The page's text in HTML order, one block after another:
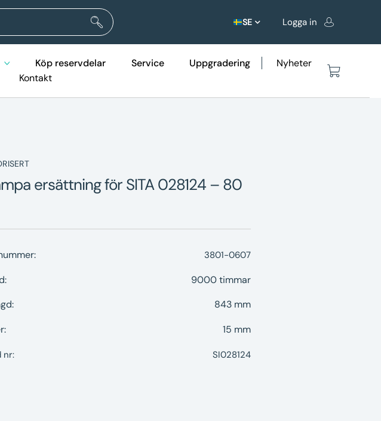
SE Logga in
Köp reservdelar Service Uppgradering
Nyheter
Kontakt
ersättning för SITA 028124 – 80
3801-0607
9000 timmar
843 mm
15 mm
nr: SI028124